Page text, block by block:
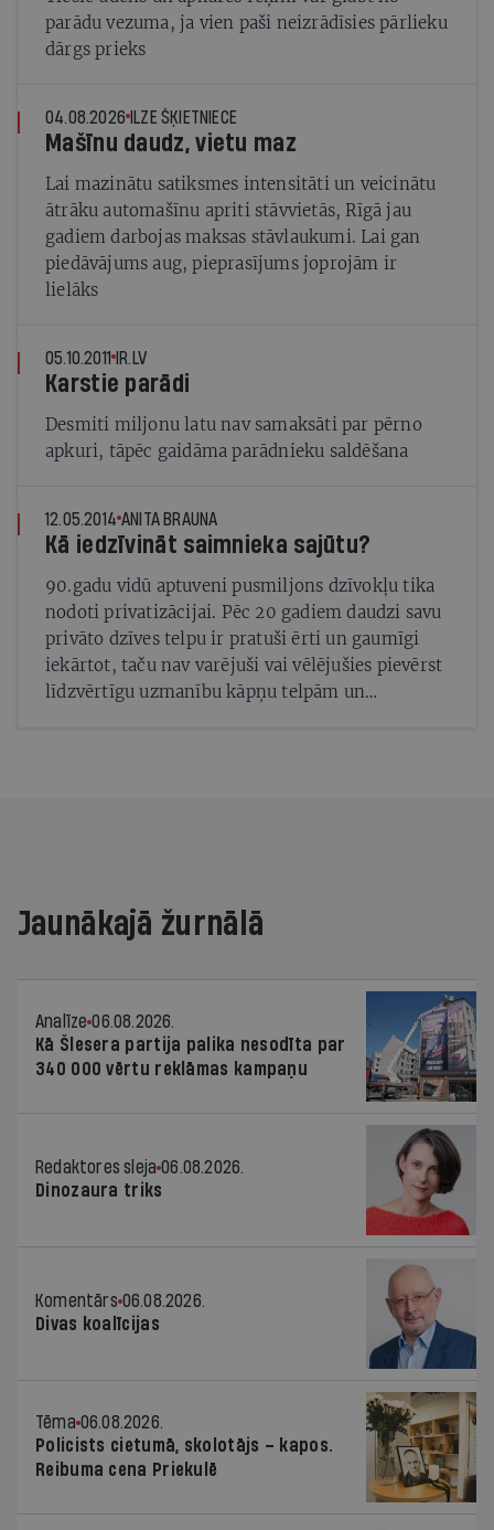
parādu vezuma, ja vien paši neizrādīsies pārlieku
dārgs prieks
04.08.2026 ILZE ŠĶIETNIECE
Mašīnu daudz, vietu maz
Lai mazinātu satiksmes intensitāti un veicinātu
ātrāku automašīnu apriti stāvvietās, Rīgā jau
gadiem darbojas maksas stāvlaukumi. Lai gan
piedāvājums aug, pieprasījums joprojām ir
lielāks
05.10.2011 IR.LV
Karstie parādi
Desmiti miljonu latu nav samaksāti par pērno
apkuri, tāpēc gaidāma parādnieku saldēšana
12.05.2014 ANITA BRAUNA
Kā iedzīvināt saimnieka sajūtu?
90.gadu vidū aptuveni pusmiljons dzīvokļu tika
nodoti privatizācijai. Pēc 20 gadiem daudzi savu
privāto dzīves telpu ir pratuši ērti un gaumīgi
iekārtot, taču nav varējuši vai vēlējušies pievērst
līdzvērtīgu uzmanību kāpņu telpām un
Jaunākajā žurnālā
Analīze 06.08.2026.
Kā Šlesera partija palika nesodīta par
340 000 vērtu reklāmas kampaņu
Redaktores sleja 06.08.2026.
Dinozaura triks
Komentārs 06.08.2026.
Divas koalīcijas
Tēma 06.08.2026.
Policists cietumā, skolotājs – kapos.
Reibuma cena Priekulē